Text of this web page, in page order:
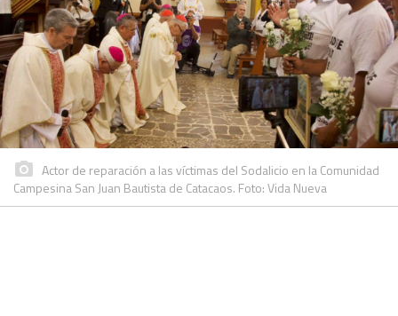
Actor de reparación a las víctimas del Sodalicio en la Comunidad
Campesina San Juan Bautista de Catacaos. Foto: Vida Nueva